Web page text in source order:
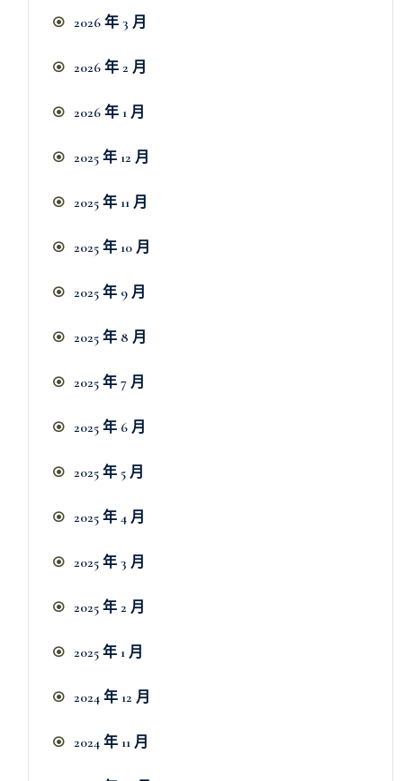
2026 年 3 月
2026 年 2 月
2026 年 1 月
2025 年 12 月
2025 年 11 月
2025 年 10 月
2025 年 9 月
2025 年 8 月
2025 年 7 月
2025 年 6 月
2025 年 5 月
2025 年 4 月
2025 年 3 月
2025 年 2 月
2025 年 1 月
2024 年 12 月
2024 年 11 月